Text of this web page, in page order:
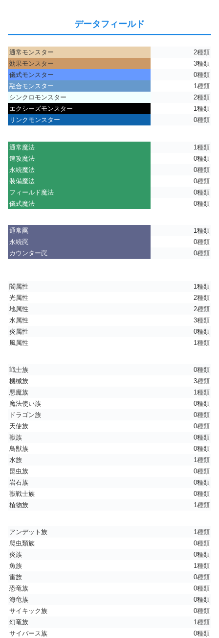
データフィールド
通常モンスター
2種類
効果モンスター
3種類
儀式モンスター
0種類
融合モンスター
1種類
シンクロモンスター
2種類
エクシーズモンスター
1種類
リンクモンスター
0種類
通常魔法
1種類
速攻魔法
0種類
永続魔法
0種類
装備魔法
0種類
フィールド魔法
0種類
儀式魔法
0種類
通常罠
1種類
永続罠
0種類
カウンター罠
0種類
闇属性
1種類
光属性
2種類
地属性
2種類
水属性
3種類
炎属性
0種類
風属性
1種類
戦士族
0種類
機械族
3種類
悪魔族
1種類
魔法使い族
0種類
ドラゴン族
0種類
天使族
0種類
獣族
0種類
鳥獣族
0種類
水族
1種類
昆虫族
0種類
岩石族
0種類
獣戦士族
0種類
植物族
1種類
アンデット族
1種類
爬虫類族
0種類
炎族
0種類
魚族
1種類
雷族
0種類
恐竜族
0種類
海竜族
0種類
サイキック族
0種類
幻竜族
1種類
サイバース族
0種類